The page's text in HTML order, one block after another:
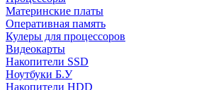
Материнские платы
Оперативная память
Кулеры для процессоров
Видеокарты
Накопители SSD
Ноутбуки Б.У
Накопители HDD